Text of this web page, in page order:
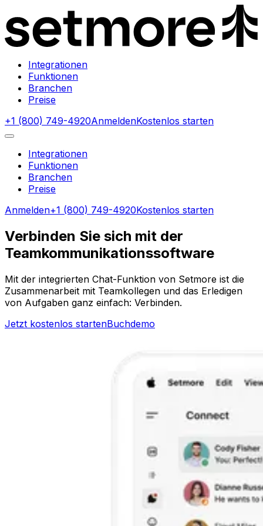
Integrationen
Funktionen
Branchen
Preise
+1 (800) 749-4920AnmeldenKostenlos starten
Integrationen
Funktionen
Branchen
Preise
Anmelden+1 (800) 749-4920Kostenlos starten
Verbinden Sie sich mit der
Teamkommunikationssoftware
Mit der integrierten Chat-Funktion von Setmore ist die
Zusammenarbeit mit Teamkollegen und das Erledigen
von Aufgaben ganz einfach: Verbinden.
Jetzt kostenlos startenBuchdemo